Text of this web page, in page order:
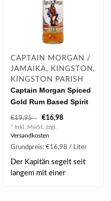
CAPTAIN MORGAN /
JAMAIKA, KINGSTON,
KINGSTON PARISH
Captain Morgan Spiced
Gold Rum Based Spirit
1.0 l 35% vol
€19,95 €16,98
* Inkl. MwSt. zzgl.
Versandkosten
Grundpreis: €16,98 / Liter
Der Kapitän segelt seit
langem mit einer